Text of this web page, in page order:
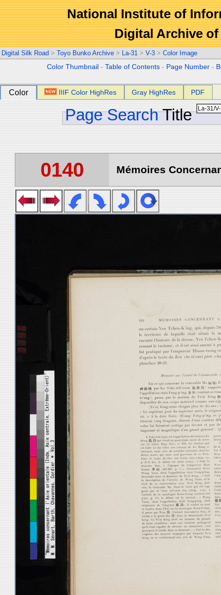
National Institute of
Digital Archive
Digital Silk Road > Toyo Bunko Archive > La-31 > V-3 > Color Image
Color Thumbnail -Table of Contents - Page Number -
Color IIIF Color HighRes Gray HighRes PDF
Page Search Title
0140 Mémoires